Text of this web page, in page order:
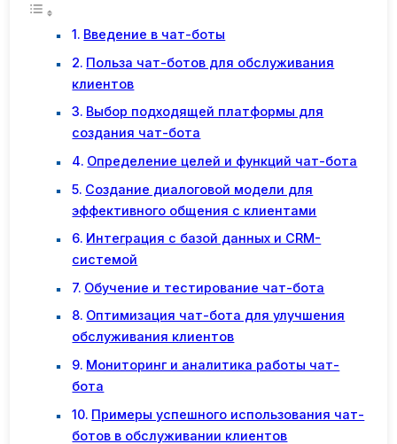
Введение в чат-боты
Польза чат-ботов для обслуживания
клиентов
Выбор подходящей платформы для
создания чат-бота
Определение целей и функций чат-бота
Создание диалоговой модели для
эффективного общения с клиентами
Интеграция с базой данных и CRM-
системой
Обучение и тестирование чат-бота
Оптимизация чат-бота для улучшения
обслуживания клиентов
Мониторинг и аналитика работы чат-
бота
Примеры успешного использования чат-
ботов в обслуживании клиентов